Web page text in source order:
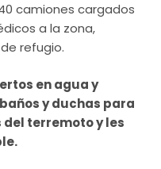
camiones cargados
a la zona,
refugio.
en agua y
y duchas para
terremoto y les